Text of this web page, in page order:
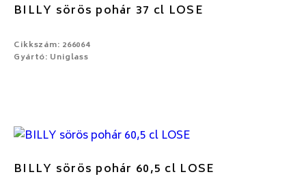
BILLY sörös pohár 37 cl LOSE
Cikkszám: 266064
Gyártó: Uniglass
BILLY sörös pohár 60,5 cl LOSE